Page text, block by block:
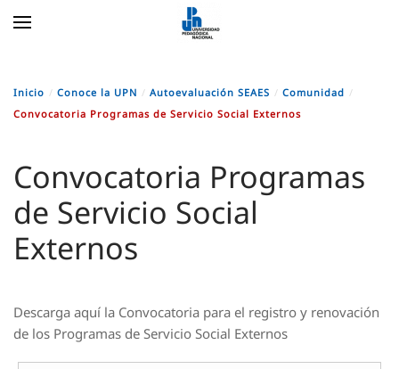
Inicio Conoce la UPN Autoevaluación SEAES
Comunidad
Convocatoria Programas de Servicio Social Externos
Convocatoria Programas
de Servicio Social
Externos
Descarga aquí la Convocatoria para el registro y renovación
de los Programas de Servicio Social Externos